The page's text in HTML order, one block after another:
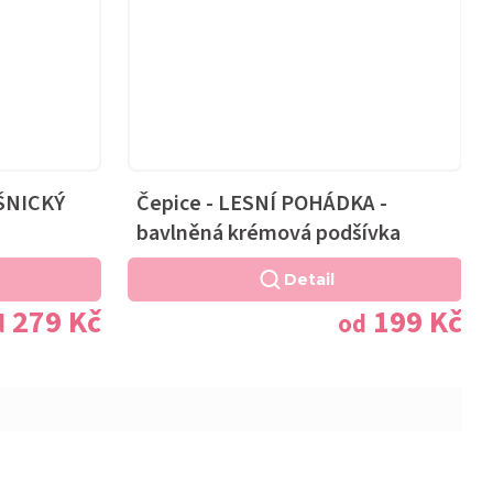
279 Kč
Čepice - LESNÍ POHÁDKA -
bavlněná krémová podšívka
od 199 Kč
Detail